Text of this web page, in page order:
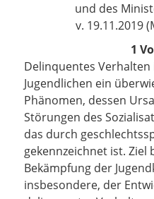
und des
v. 19.11.2019
1
Delinquentes
Jugendlichen ein
Phänomen, dessen
Störungen des
das durch
gekennzeichnet ist.
Bekämpfung der
insbesondere, der